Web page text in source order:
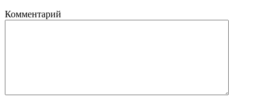
Комментарий